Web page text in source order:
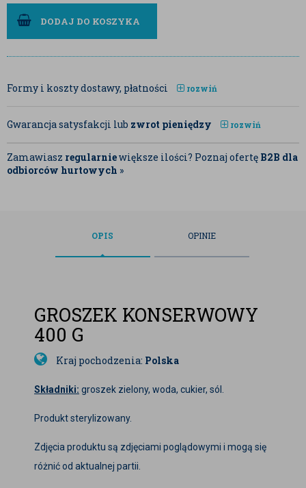
DODAJ DO KOSZYKA
Formy i koszty dostawy, płatności rozwiń
Gwarancja satysfakcji lub zwrot pieniędzy rozwiń
Zamawiasz regularniewiększe ilości? Poznaj ofertę B2B dla
odbiorców hurtowych »
OPIS OPINIE
GROSZEK KONSERWOWY
400 G
Kraj pochodzenia: Polska
Składniki: groszek zielony, woda, cukier, sól.
Produkt sterylizowany.
Zdjęcia produktu są zdjęciami poglądowymi i mogą się
różnić od aktualnej partii.